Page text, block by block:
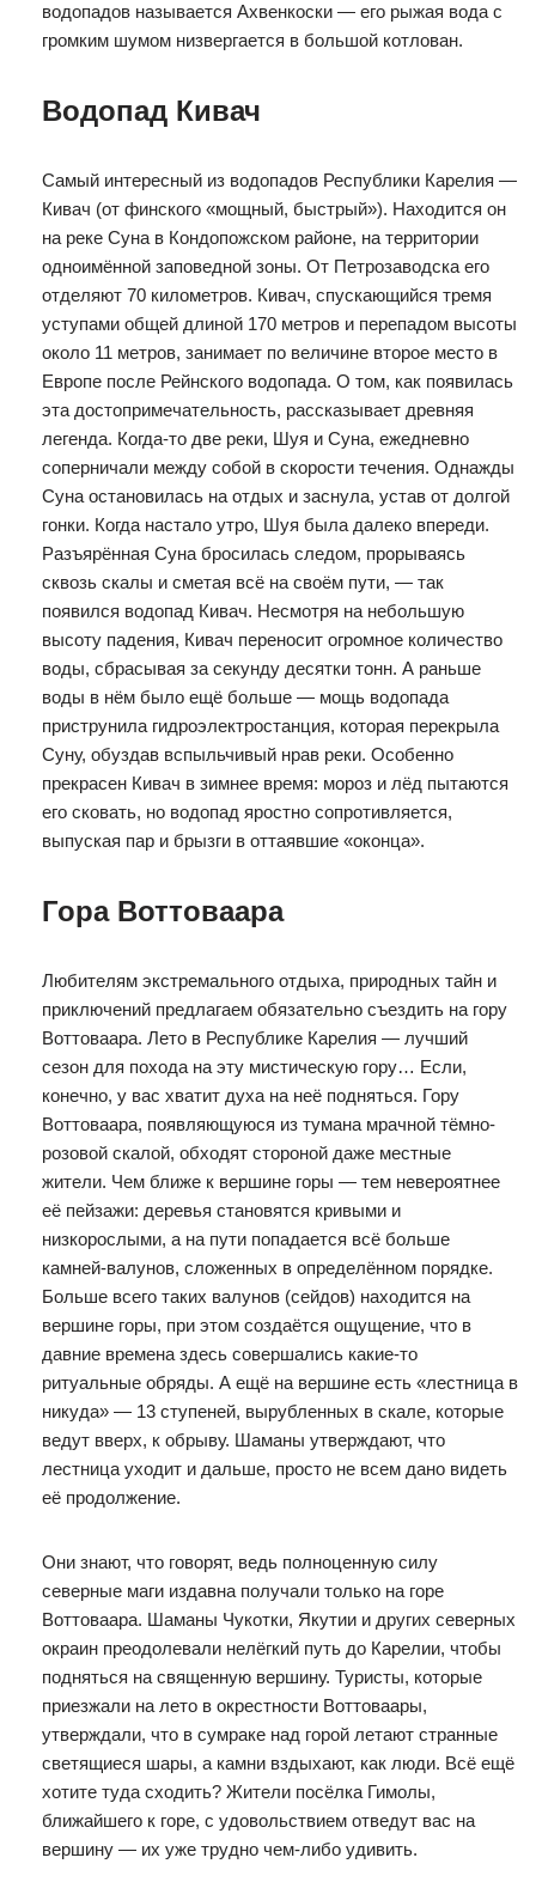
водопадов называется Ахвенкоски — его рыжая вода с
громким шумом низвергается в большой котлован.
Водопад Кивач
Самый интересный из водопадов Республики Карелия —
Кивач (от финского «мощный, быстрый»). Находится он
на реке Суна в Кондопожском районе, на территории
одноимённой заповедной зоны. От Петрозаводска его
отделяют 70 километров. Кивач, спускающийся тремя
уступами общей длиной 170 метров и перепадом высоты
около 11 метров, занимает по величине второе место в
Европе после Рейнского водопада. О том, как появилась
эта достопримечательность, рассказывает древняя
легенда. Когда-то две реки, Шуя и Суна, ежедневно
соперничали между собой в скорости течения. Однажды
Суна остановилась на отдых и заснула, устав от долгой
гонки. Когда настало утро, Шуя была далеко впереди.
Разъярённая Суна бросилась следом, прорываясь
сквозь скалы и сметая всё на своём пути, — так
появился водопад Кивач. Несмотря на небольшую
высоту падения, Кивач переносит огромное количество
воды, сбрасывая за секунду десятки тонн. А раньше
воды в нём было ещё больше — мощь водопада
приструнила гидроэлектростанция, которая перекрыла
Суну, обуздав вспыльчивый нрав реки. Особенно
прекрасен Кивач в зимнее время: мороз и лёд пытаются
его сковать, но водопад яростно сопротивляется,
выпуская пар и брызги в оттаявшие «оконца».
Гора Воттоваара
Любителям экстремального отдыха, природных тайн и
приключений предлагаем обязательно съездить на гору
Воттоваара. Лето в Республике Карелия — лучший
сезон для похода на эту мистическую гору… Если,
конечно, у вас хватит духа на неё подняться. Гору
Воттоваара, появляющуюся из тумана мрачной тёмно-
розовой скалой, обходят стороной даже местные
жители. Чем ближе к вершине горы — тем невероятнее
её пейзажи: деревья становятся кривыми и
низкорослыми, а на пути попадается всё больше
камней-валунов, сложенных в определённом порядке.
Больше всего таких валунов (сейдов) находится на
вершине горы, при этом создаётся ощущение, что в
давние времена здесь совершались какие-то
ритуальные обряды. А ещё на вершине есть «лестница в
никуда» — 13 ступеней, вырубленных в скале, которые
ведут вверх, к обрыву. Шаманы утверждают, что
лестница уходит и дальше, просто не всем дано видеть
её продолжение.
Они знают, что говорят, ведь полноценную силу
северные маги издавна получали только на горе
Воттоваара. Шаманы Чукотки, Якутии и других северных
окраин преодолевали нелёгкий путь до Карелии, чтобы
подняться на священную вершину. Туристы, которые
приезжали на лето в окрестности Воттоваары,
утверждали, что в сумраке над горой летают странные
светящиеся шары, а камни вздыхают, как люди. Всё ещё
хотите туда сходить? Жители посёлка Гимолы,
ближайшего к горе, с удовольствием отведут вас на
вершину — их уже трудно чем-либо удивить.